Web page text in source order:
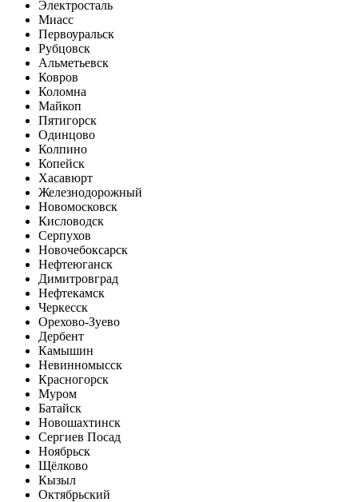
Электросталь
Миасс
Первоуральск
Рубцовск
Альметьевск
Ковров
Коломна
Майкоп
Пятигорск
Одинцово
Колпино
Копейск
Хасавюрт
Железнодорожный
Новомосковск
Кисловодск
Серпухов
Новочебоксарск
Нефтеюганск
Димитровград
Нефтекамск
Черкесск
Орехово-Зуево
Дербент
Камышин
Невинномысск
Красногорск
Муром
Батайск
Новошахтинск
Сергиев Посад
Ноябрьск
Щёлково
Кызыл
Октябрьский